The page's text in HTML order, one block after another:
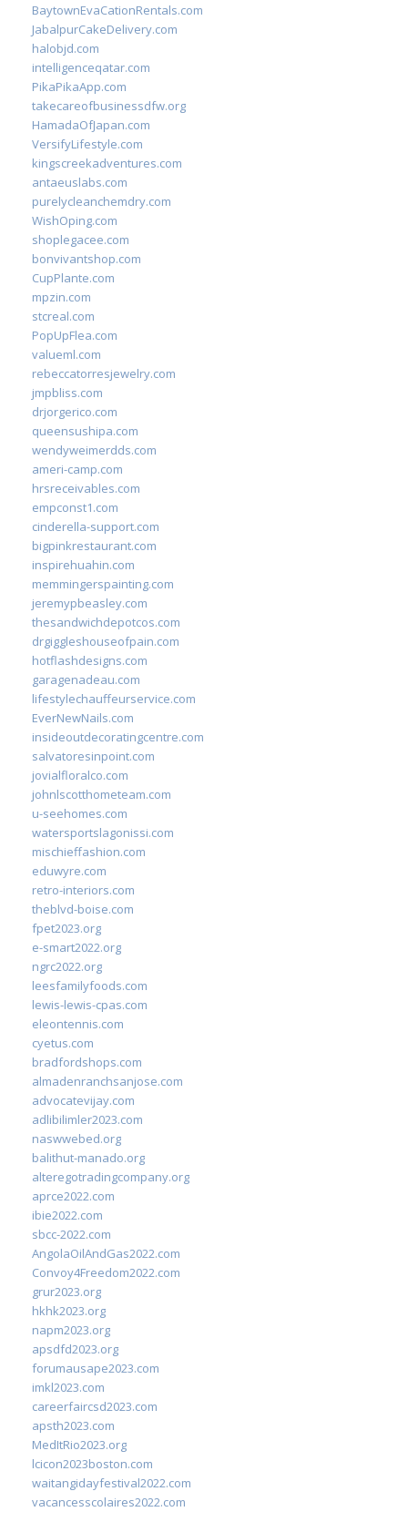
BaytownEvaCationRentals.com
JabalpurCakeDelivery.com
halobjd.com
intelligenceqatar.com
PikaPikaApp.com
takecareofbusinessdfw.org
HamadaOfJapan.com
VersifyLifestyle.com
kingscreekadventures.com
antaeuslabs.com
purelycleanchemdry.com
WishOping.com
shoplegacee.com
bonvivantshop.com
CupPlante.com
mpzin.com
stcreal.com
PopUpFlea.com
valueml.com
rebeccatorresjewelry.com
jmpbliss.com
drjorgerico.com
queensushipa.com
wendyweimerdds.com
ameri-camp.com
hrsreceivables.com
empconst1.com
cinderella-support.com
bigpinkrestaurant.com
inspirehuahin.com
memmingerspainting.com
jeremypbeasley.com
thesandwichdepotcos.com
drgiggleshouseofpain.com
hotflashdesigns.com
garagenadeau.com
lifestylechauffeurservice.com
EverNewNails.com
insideoutdecoratingcentre.com
salvatoresinpoint.com
jovialfloralco.com
johnlscotthometeam.com
u-seehomes.com
watersportslagonissi.com
mischieffashion.com
eduwyre.com
retro-interiors.com
theblvd-boise.com
fpet2023.org
e-smart2022.org
ngrc2022.org
leesfamilyfoods.com
lewis-lewis-cpas.com
eleontennis.com
cyetus.com
bradfordshops.com
almadenranchsanjose.com
advocatevijay.com
adlibilimler2023.com
naswwebed.org
balithut-manado.org
alteregotradingcompany.org
aprce2022.com
ibie2022.com
sbcc-2022.com
AngolaOilAndGas2022.com
Convoy4Freedom2022.com
grur2023.org
hkhk2023.org
napm2023.org
apsdfd2023.org
forumausape2023.com
imkl2023.com
careerfaircsd2023.com
apsth2023.com
MedItRio2023.org
lcicon2023boston.com
waitangidayfestival2022.com
vacancesscolaires2022.com